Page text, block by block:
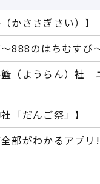
かささぎさい）】
888のはちむすび
籃（ようらん）社
「だんご祭」】
部がわかるアプリ